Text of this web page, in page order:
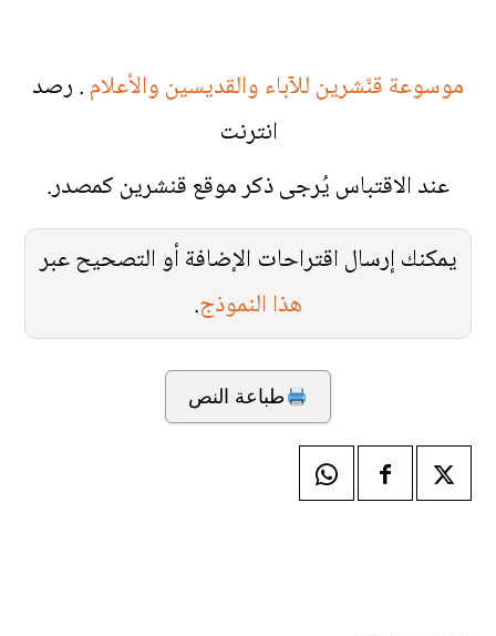
موسوعة قنّشرين للآباء والقديسين والأعلام. رصد
انترنت
عند الاقتباس يُرجى ذكر موقع قنشرين كمصدر.
يمكنك إرسال اقتراحات الإضافة أو التصحيح عبر
هذا النموذج.
طباعة النص